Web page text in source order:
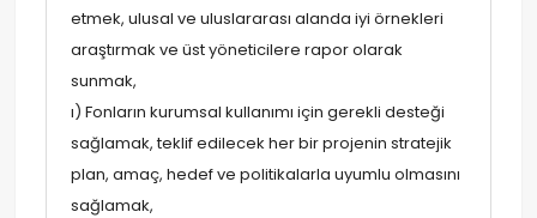
etmek, ulusal ve uluslararası alanda iyi örnekleri
araştırmak ve üst yöneticilere rapor olarak
sunmak,
ı) Fonların kurumsal kullanımı için gerekli desteği
sağlamak, teklif edilecek her bir projenin stratejik
plan, amaç, hedef ve politikalarla uyumlu olmasını
sağlamak,